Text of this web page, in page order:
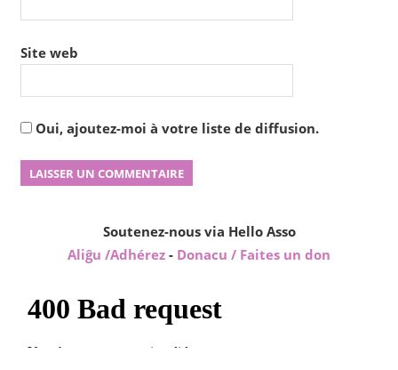
Site web
Oui, ajoutez-moi à votre liste de diffusion.
Soutenez-nous via Hello Asso
Aliĝu /Adhérez - Donacu / Faites un don